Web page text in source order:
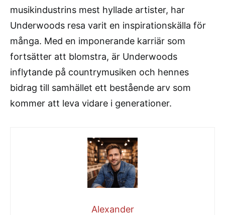
musikindustrins mest hyllade artister, har
Underwoods resa varit en inspirationskälla för
många. Med en imponerande karriär som
fortsätter att blomstra, är Underwoods
inflytande på countrymusiken och hennes
bidrag till samhället ett bestående arv som
kommer att leva vidare i generationer.
Alexander